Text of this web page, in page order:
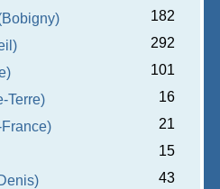
182
292
101
Terre)
16
21
15
43